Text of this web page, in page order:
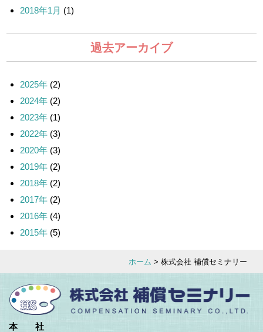
2018年1月 (1)
過去アーカイブ
2025年(2)
2024年(2)
2023年(1)
2022年(3)
2020年(3)
2019年(2)
2018年(2)
2017年(2)
2016年(4)
2015年(5)
ホーム > 株式会社 補償セミナリー
本 社